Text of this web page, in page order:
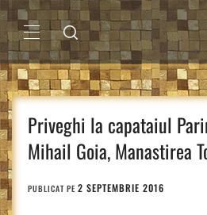
Sari
la
conținutMENIU
PRINCIPAL
Priveghi la capataiul
Mihail Goia, Manastirea
PUBLICAT PE 2 SEPTEMBRIE 2016